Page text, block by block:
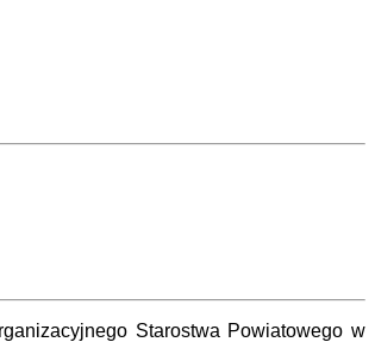
Starostwa Powiatowego w